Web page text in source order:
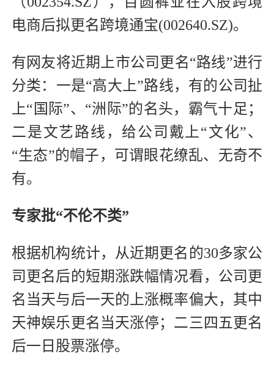
电商后拟更名跨境通宝(002640.SZ)。
有网友将近期上市公司更名“路线”进行
分类：一是“高大上”路线，有的公司扯
上“国际”、“洲际”的名头，霸气十足；
二是文艺路线，给公司戴上“文化”、
“生态”的帽子，可谓眼花缭乱、无奇不
有。
专家批“不伦不类”
根据机构统计，从近期更名的30多家公
司更名后的短期涨跌幅情况看，公司更
名当天与后一天的上涨概率偏大，其中
天神娱乐更名当天涨停；二三四五更名
后一日股票涨停。